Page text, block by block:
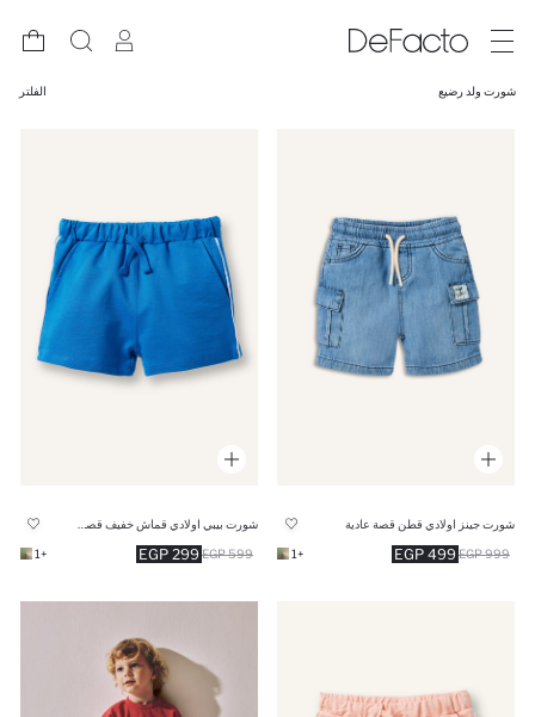
شورت ولد رضيع الفلتر
شورت جينز اولادي قطن قصة عادية
499 EGP 999 EGP
+1
299 EGP 599 EGP
+1